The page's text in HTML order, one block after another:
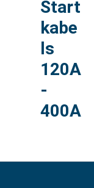
Start
kabe
ls
120A
-
400A